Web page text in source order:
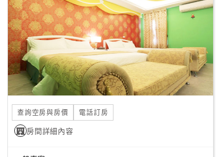
查詢空房與房價 電話訂房
房間詳細內容